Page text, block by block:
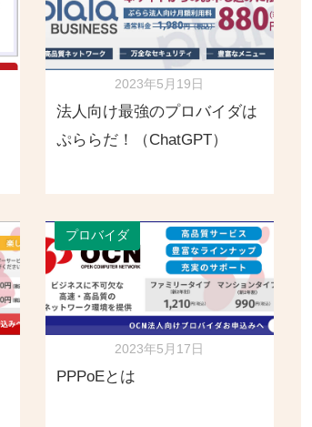
2023年5月19日
法人向け最強のプロバイダは
ぷららだ！（ChatGPT）
プロバイダ
2023年5月17日
PPPoEとは